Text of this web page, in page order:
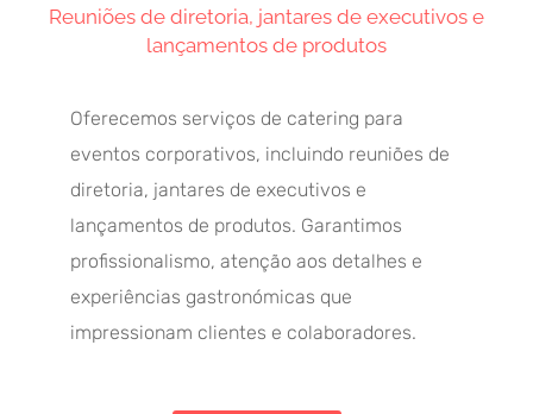
Reuniões de diretoria, jantares de executivos e
lançamentos de produtos
Oferecemos serviços de catering para
eventos corporativos, incluindo reuniões de
diretoria, jantares de executivos e
lançamentos de produtos. Garantimos
profissionalismo, atenção aos detalhes e
experiências gastronómicas que
impressionam clientes e colaboradores.